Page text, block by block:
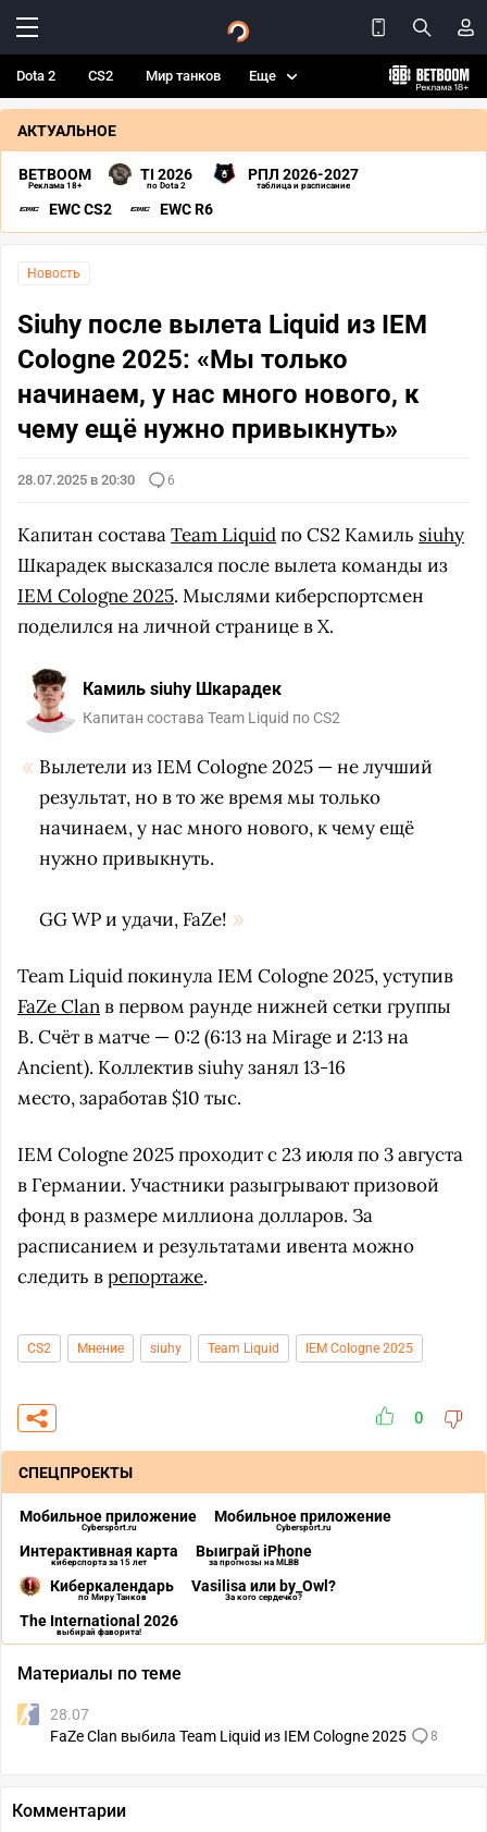
Dota 2 CS2 Мир танков Еще
АКТУАЛЬНОЕ
BETBOOM
Реклама 18+
TI 2026
по Dota 2
РПЛ 2026-2027
таблица и расписание
EWC CS2 EWC R6
Новость
Siuhy после вылета Liquid из IEM
Cologne 2025: «Мы только
начинаем, у нас много нового, к
чему ещё нужно привыкнуть»
28.07.2025 в 20:30 6
Капитан составаTeam Liquidпо CS2 Камиль siuhy
Шкарадек высказался после вылета команды из
IEM Cologne 2025. Мыслями киберспортсмен
поделился на личной странице в X.
Камиль siuhy Шкарадек
Капитан состава Team Liquid по CS2
Вылетели из IEM Cologne 2025 — не лучший
результат, но в то же время мы только
начинаем, у нас много нового, к чему ещё
нужно привыкнуть.
GG WP и удачи, FaZe!
Team Liquid покинула IEM Cologne 2025, уступив
FaZe Clanв первом раунде нижней сетки группы
B. Счёт в матче — 0:2 (6:13 на Mirage и 2:13 на
Ancient). Коллектив siuhy занял 13-16
место, заработав $10 тыс.
IEM Cologne 2025 проходит с 23 июля по 3 августа
в Германии. Участники разыгрывают призовой
фонд в размере миллиона долларов. За
расписанием и результатами ивента можно
следить врепортаже.
CS2 Мнение siuhy Team Liquid IEM Cologne 2025
0
СПЕЦПРОЕКТЫ
Мобильное приложение
Cybersport.ru
Мобильное приложение
Cybersport.ru
Интерактивная карта
киберспорта за 15 лет
Выиграй iPhone
за прогнозы на MLBB
Киберкалендарь
по Миру Танков
Vasilisa или by_Owl?
За кого сердечко?
The International 2026
выбирай фаворита!
Материалы по теме
28.07
FaZe Clan выбила Team Liquid из IEM Cologne 2025
8
Комментарии